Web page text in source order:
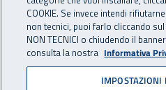
Dr Sicilia:
della sede di
COOKIE. Se invece intendi
non tecnici, puoi farlo cliccando sul
NON TECNICI o chiudendo il
consulta la nostra Informativa
IMPOSTAZIONI